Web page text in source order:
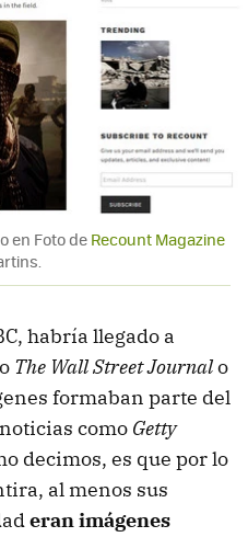
en Foto de Recount Magazine
habría llegado a
The Wall Street Journalo
formaban parte del
como Getty
decimos, es que por lo
al menos sus
eran imágenes